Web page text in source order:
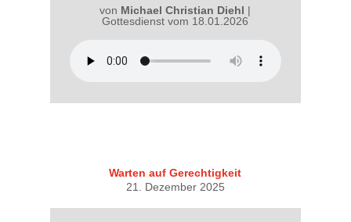
von Michael Christian Diehl |
Gottesdienst vom 18.01.2026
Warten auf Gerechtigkeit
21. Dezember 2025